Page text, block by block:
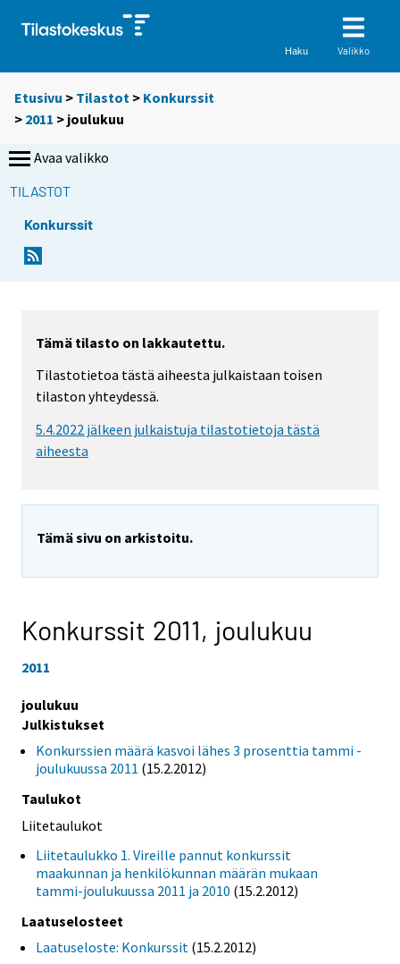
Haku Valikko
Etusivu > Tilastot > Konkurssit
> 2011 > joulukuu
Avaa valikko
TILASTOT
Konkurssit
Tämä tilasto on lakkautettu.
Tilastotietoa tästä aiheesta julkaistaan toisen
tilaston yhteydessä.
5.4.2022 jälkeen julkaistuja tilastotietoja tästä
aiheesta
Tämä sivu on arkistoitu.
Konkurssit 2011, joulukuu
2011
joulukuu
Julkistukset
Konkurssien määrä kasvoi lähes 3 prosenttia tammi -
joulukuussa 2011 (15.2.2012)
Taulukot
Liitetaulukot
Liitetaulukko 1. Vireille pannut konkurssit
maakunnan ja henkilökunnan määrän mukaan
tammi-joulukuussa 2011 ja 2010 (15.2.2012)
Laatuselosteet
Laatuseloste: Konkurssit (15.2.2012)